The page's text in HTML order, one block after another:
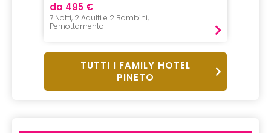
da 495 €
7 Notti, 2 Adulti e 2 Bambini,
Pernottamento
TUTTI I FAMILY HOTEL
PINETO